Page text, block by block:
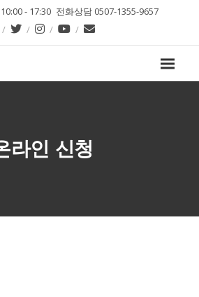
- 17:30 전화상담 0507-1355-9657
라인 신청